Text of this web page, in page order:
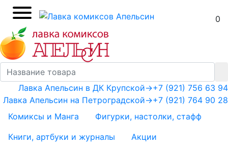
0
+7 (921) 756 63 94
+7 (921) 764 90 28
Лавка Апельсин в ДК Крупской→
Лавка Апельсин на Петроградской→
Комиксы и Манга
Фигурки, настолки, стафф
Книги, артбуки и журналы
Акции